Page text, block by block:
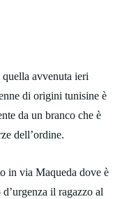
quella avvenuta ieri
di origini tunisine è
da un branco che è
dell’ordine.
in via Maqueda dove è
il ragazzo al